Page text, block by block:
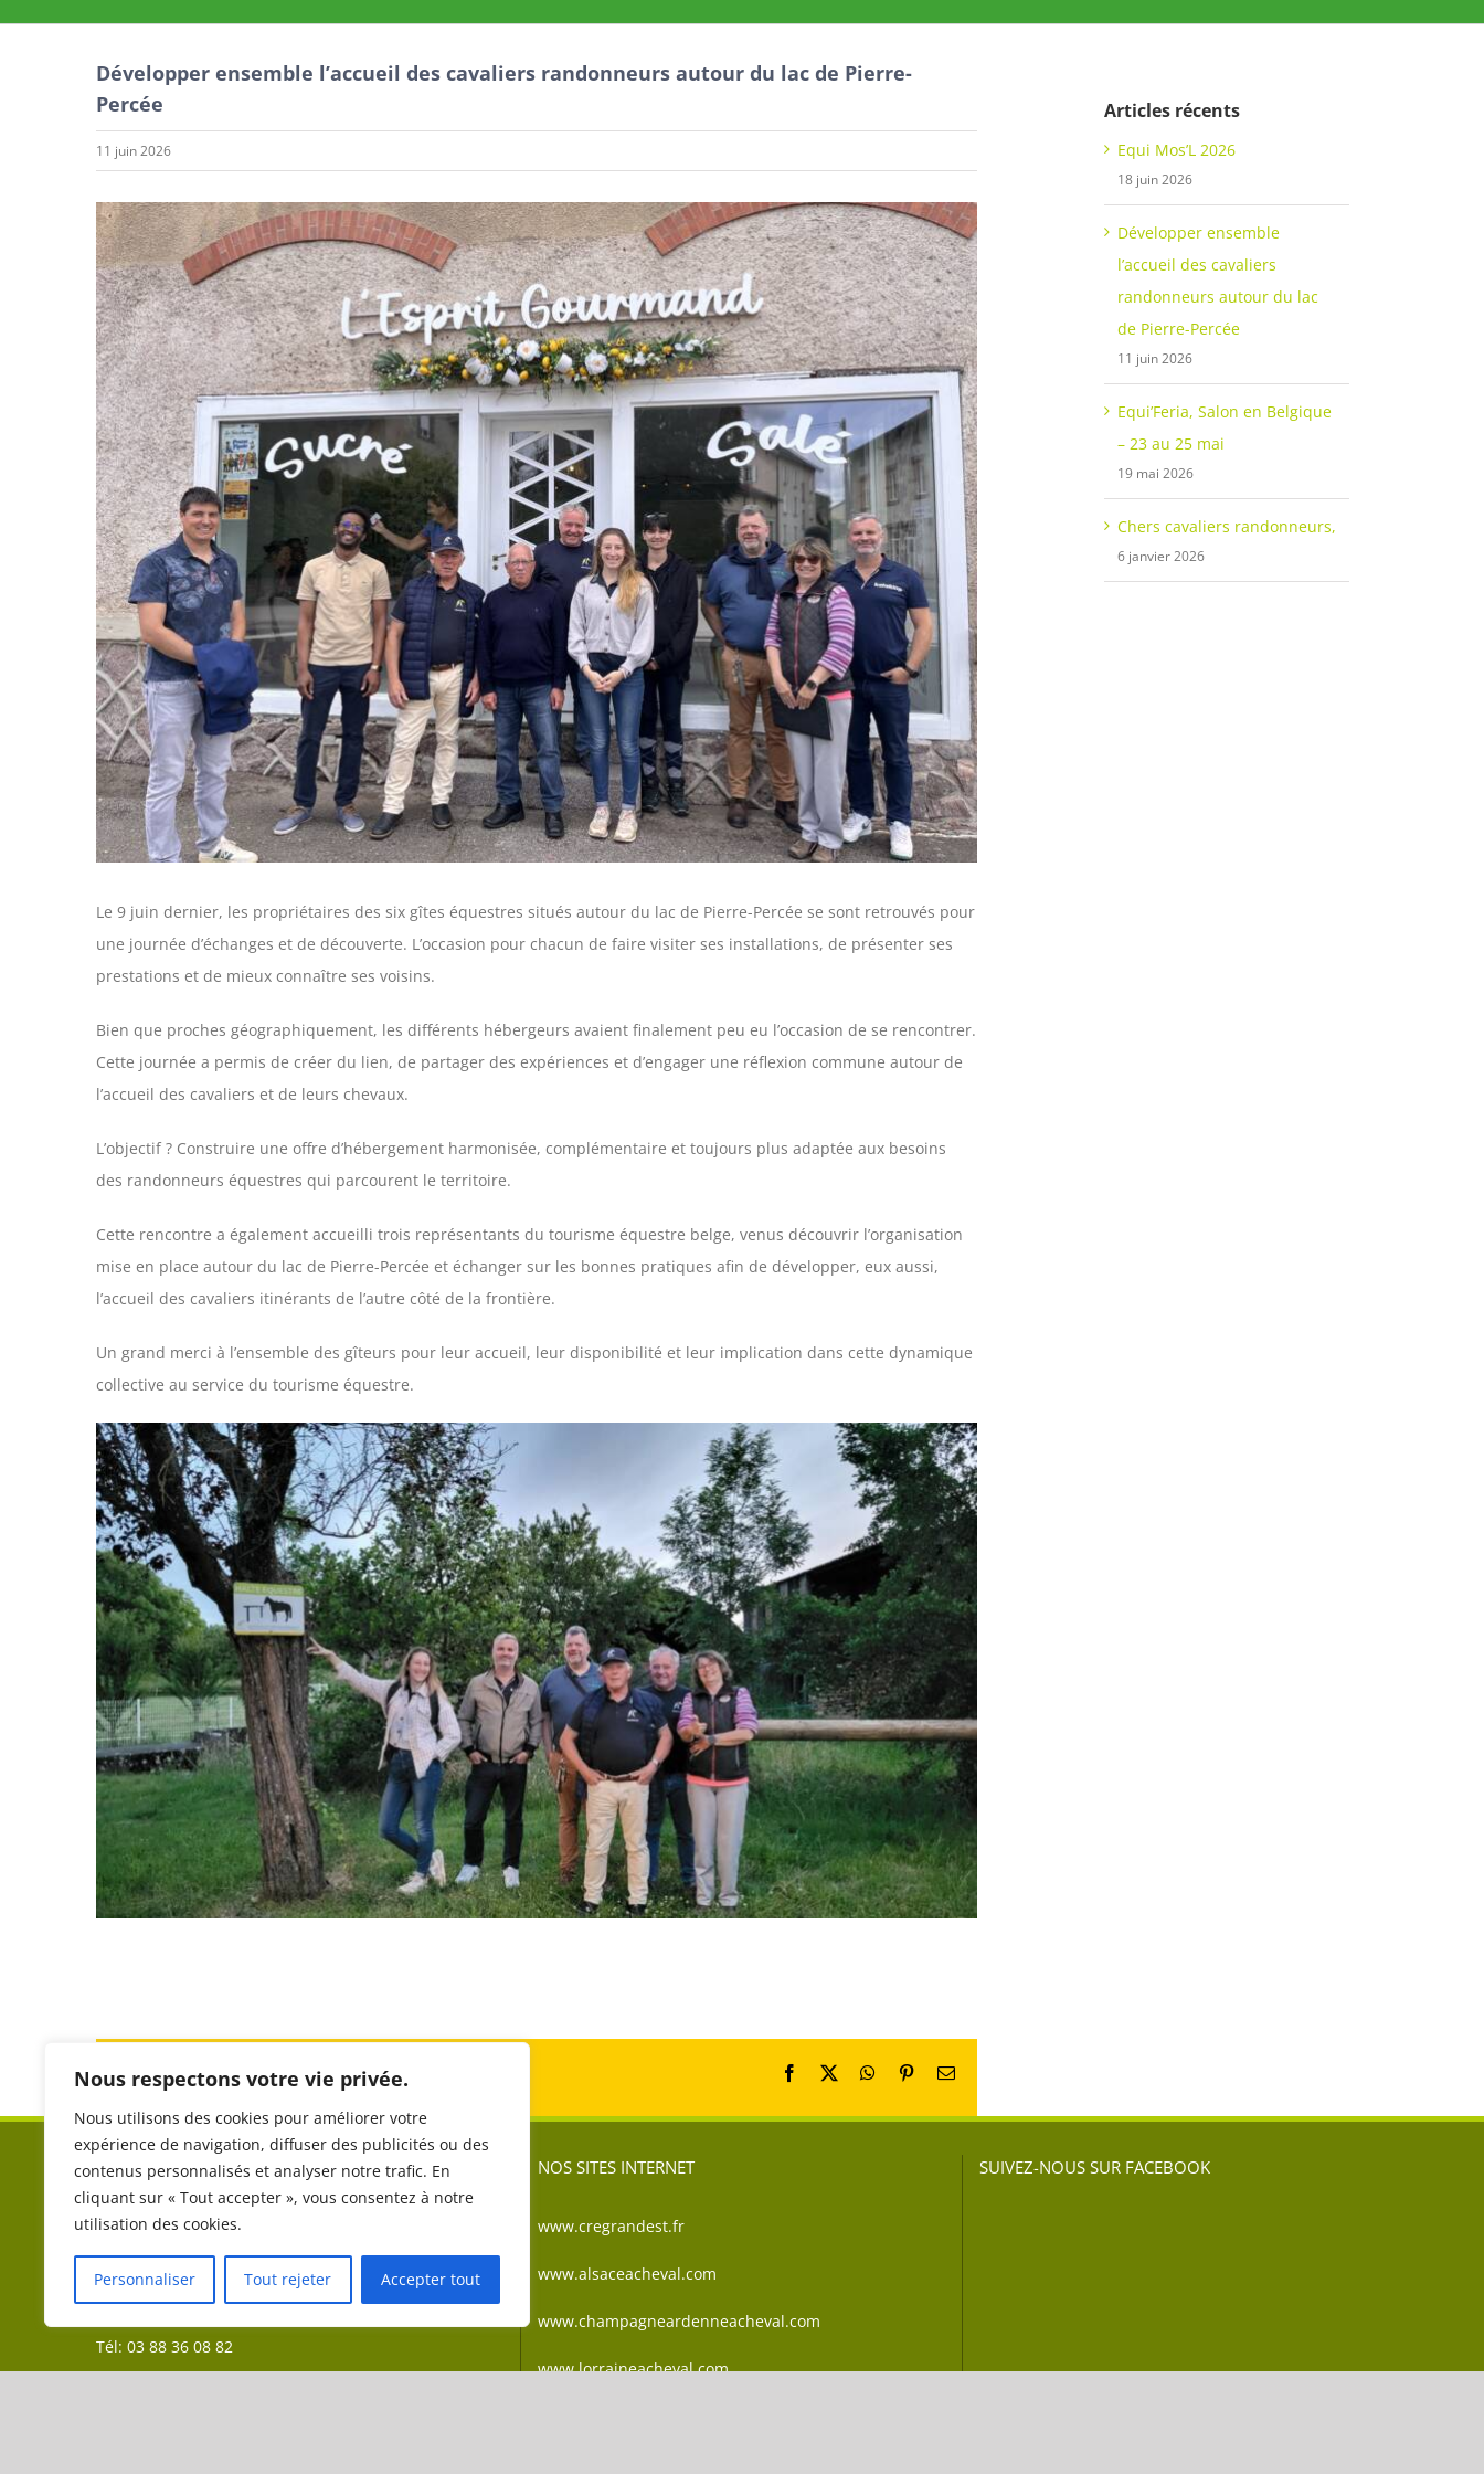
Nous respectons votre vie privée.
Nous utilisons des cookies pour améliorer votre
expérience de navigation, diffuser des publicités ou des
contenus personnalisés et analyser notre trafic. En
cliquant sur « Tout accepter », vous consentez à notre
utilisation des cookies.
Personnaliser Tout rejeter Accepter tout
Développer ensemble l’accueil des cavaliers randonneurs autour du lac de Pierre-
Percée
11 juin 2026
Voir
l'image
agrandie
Le 9 juin dernier, les propriétaires des six gîtes équestres situés autour du lac de Pierre-Percée se sont retrouvés pour
une journée d’échanges et de découverte. L’occasion pour chacun de faire visiter ses installations, de présenter ses
prestations et de mieux connaître ses voisins.
Bien que proches géographiquement, les différents hébergeurs avaient finalement peu eu l’occasion de se rencontrer.
Cette journée a permis de créer du lien, de partager des expériences et d’engager une réflexion commune autour de
l’accueil des cavaliers et de leurs chevaux.
L’objectif ? Construire une offre d’hébergement harmonisée, complémentaire et toujours plus adaptée aux besoins
des randonneurs équestres qui parcourent le territoire.
Cette rencontre a également accueilli trois représentants du tourisme équestre belge, venus découvrir l’organisation
mise en place autour du lac de Pierre-Percée et échanger sur les bonnes pratiques afin de développer, eux aussi,
l’accueil des cavaliers itinérants de l’autre côté de la frontière.
Un grand merci à l’ensemble des gîteurs pour leur accueil, leur disponibilité et leur implication dans cette dynamique
collective au service du tourisme équestre.
Partager sur les réseaux sociaux : Facebook
X WhatsApp
PinterestEmail
Articles récents
Equi Mos’L 2026
18 juin 2026
Développer ensemble
l’accueil des cavaliers
randonneurs autour du lac
de Pierre-Percée
11 juin 2026
Equi’Feria, Salon en Belgique
– 23 au 25 mai
19 mai 2026
Chers cavaliers randonneurs,
6 janvier 2026
COMITÉ RÉGIONAL DE TOURISME EQUESTRE DU
GRAND EST (CRTE)
19 A rue Icare
Tél: 03 88 36 08 82
contact@crtegrandest.fr
NOS SITES INTERNET
www.cregrandest.fr
www.alsaceacheval.com
www.champagneardenneacheval.com
www.lorraineacheval.com
SUIVEZ-NOUS SUR FACEBOOK